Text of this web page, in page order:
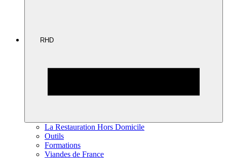
RHD
La Restauration Hors Domicile
Outils
Formations
Viandes de France